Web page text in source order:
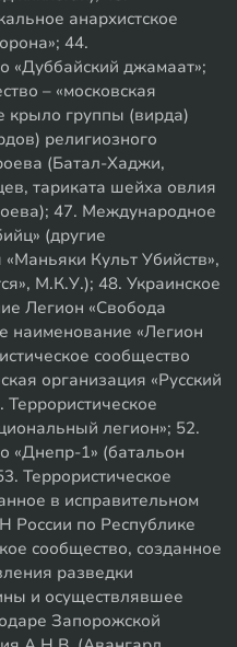
анархистское
44.
«Дуббайский джамаат»;
– «московская
крыло группы (вирда)
религиозного
(Батал-Хаджи,
тариката шейха овлия
47. Международное
(другие
Культ Убийств»,
М.К.У.); 48. Украинское
Легион «Свобода
наименование «Легион
сообщество
организация «Русский
Террористическое
легион»; 52.
«Днепр-1» (батальон
Террористическое
в исправительном
по Республике
сообщество, созданное
разведки
и осуществлявшее
Запорожской